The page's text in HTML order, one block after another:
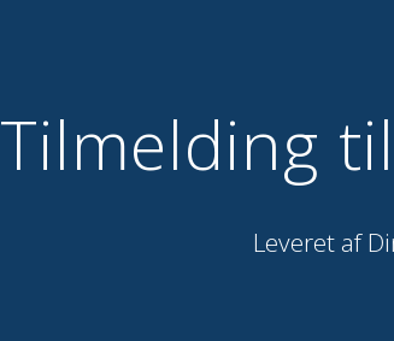
Tilmelding
Leveret af